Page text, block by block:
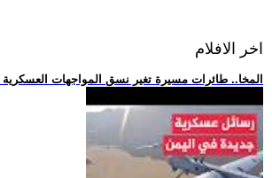
اخر الافلام
.. المخا.. طائرات مسيرة تغير نسق المواجهات